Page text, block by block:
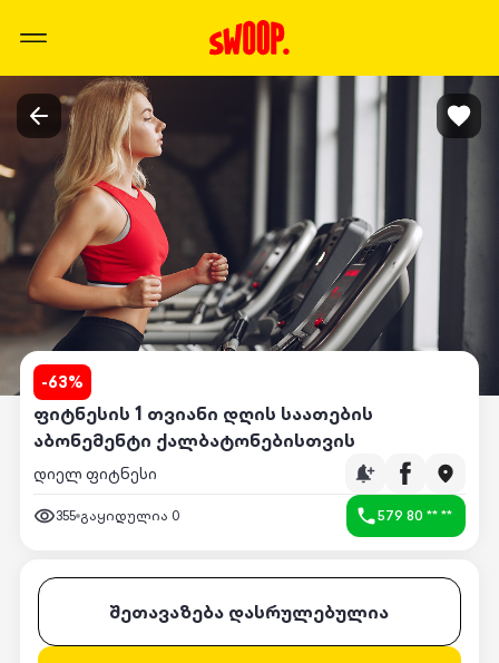
-63%
ფიტნესის 1 თვიანი დღის საათების
აბონემენტი ქალბატონებისთვის
დიელ ფიტნესი
355 გაყიდულია 0 579 80 ** **
შეთავაზება დასრულებულია